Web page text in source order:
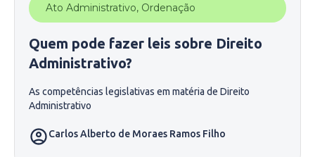
Ato Administrativo, Ordenação
Quem pode fazer leis sobre Direito
Administrativo?
As competências legislativas em matéria de Direito
Administrativo
Carlos Alberto de Moraes Ramos Filho